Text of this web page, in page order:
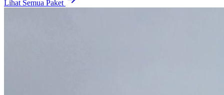
Lihat Semua Paket